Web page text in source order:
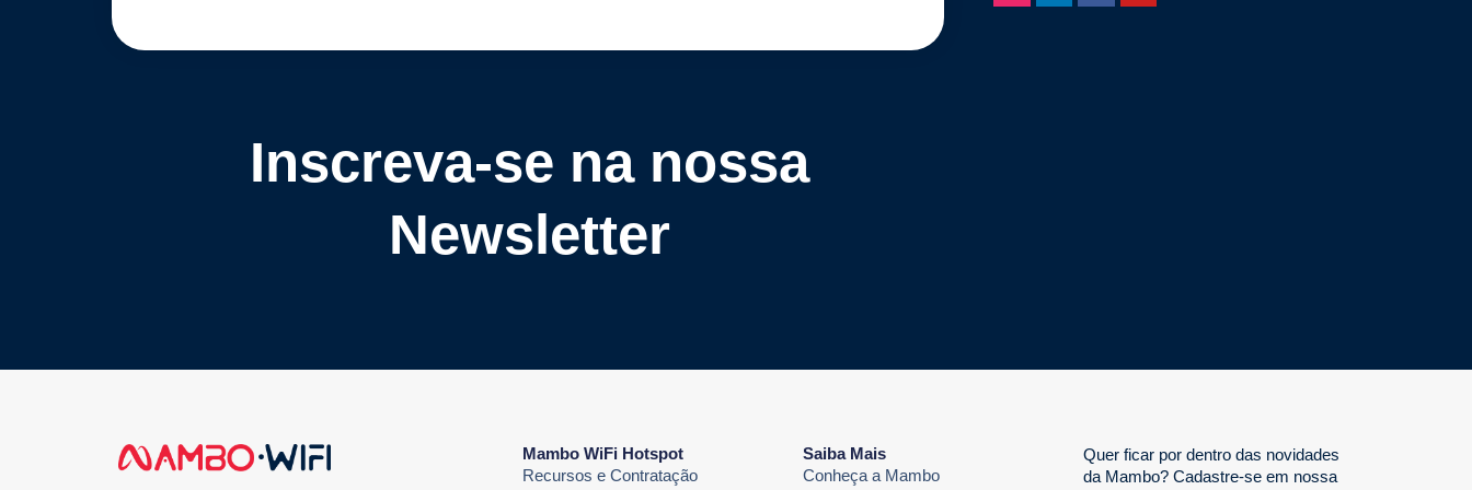
Inscreva-se na nossa
Newsletter
Mambo WiFi Hotspot
Recursos e Contratação
Saiba Mais
Conheça a Mambo
Quer ficar por dentro das novidades
da Mambo? Cadastre-se em nossa